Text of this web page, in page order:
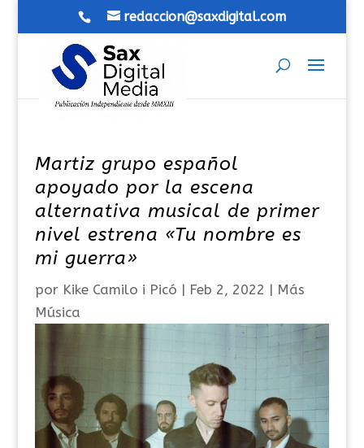
redaccion@saxdigital.com
Martiz grupo español
apoyado por la escena
alternativa musical de primer
nivel estrena «Tu nombre es
mi guerra»
por Kike Camilo i Picó | Feb 2, 2022 | Más
Música